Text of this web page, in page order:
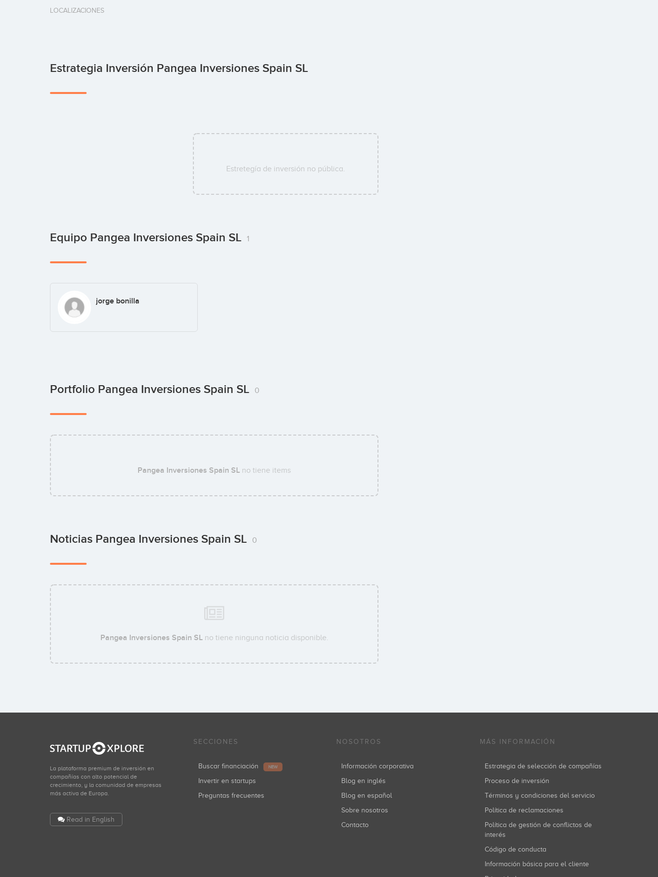
LOCALIZACIONES
Estrategia Inversión Pangea Inversiones Spain SL
Estretegía de inversión no pública.
Equipo Pangea Inversiones Spain SL 1
jorge bonilla
Portfolio Pangea Inversiones Spain SL 0
Pangea Inversiones Spain SL no tiene items
Noticias Pangea Inversiones Spain SL 0
Pangea Inversiones Spain SLno tiene ninguna noticia disponible.
La plataforma premium de inversión en
compañías con alto potencial de
crecimiento, y la comunidad de empresas
más activa de Europa.
Read in English
SECCIONES
Buscar financiación NEW
Invertir en startups
Preguntas frecuentes
NOSOTROS
Información corporativa
Blog en inglés
Blog en español
Sobre nosotros
Contacto
MÁS INFORMACIÓN
Estrategia de selección de compañías
Proceso de inversión
Términos y condiciones del servicio
Política de reclamaciones
Política de gestión de conflictos de
interés
Código de conducta
Información básica para el cliente